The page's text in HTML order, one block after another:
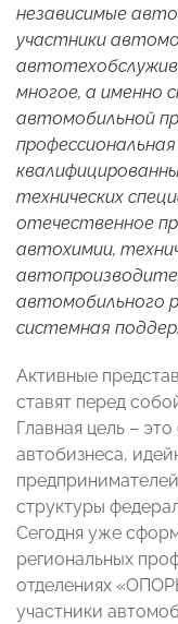
независимые
участники
многое, а именно
автомобильной
технических
отечественное
автохимии,
автомобильного
системная
Активные
ставят перед
Главная цель –
автобизнеса,
структуры
Сегодня уже
региональных
отделениях
участники